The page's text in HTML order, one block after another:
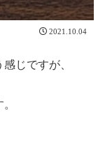
2021.10.04
じですが、